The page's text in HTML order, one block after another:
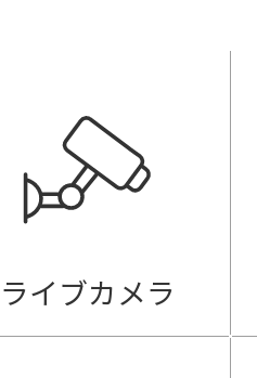
ライブカメラ